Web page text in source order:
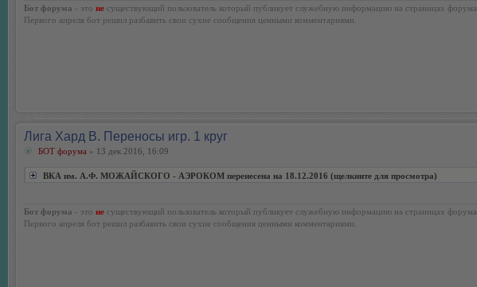
Бот форума - это не существующий пользователь который публикует служебную информацию на страницах форума.
Первого апреля бот решил разбавить свои сухие сообщения ценными комментариями.
Лига Хард В. Переносы игр. 1 круг
БОТ форума » 13 дек 2016, 16:09
ВКА им. А.Ф. МОЖАЙСКОГО - АЭРОКОМ перенесена на 18.12.2016 (щелкните для просмотра)
Бот форума - это не существующий пользователь который публикует служебную информацию на страницах форума.
Первого апреля бот решил разбавить свои сухие сообщения ценными комментариями.